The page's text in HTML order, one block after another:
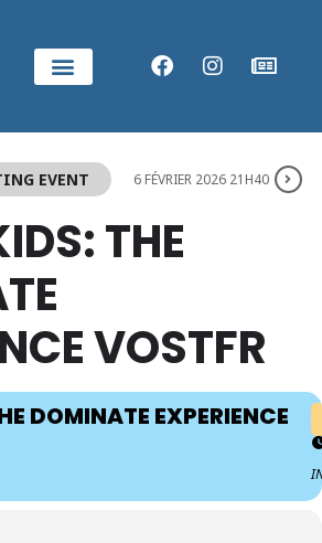
EVENT 6 FÉVRIER 2026 21H40
THE
VOSTFR
DOMINATE EXPERIENCE